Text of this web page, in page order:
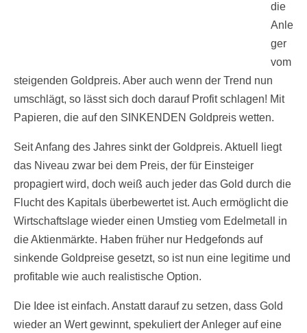
die
Anle
ger
vom
steigenden Goldpreis. Aber auch wenn der Trend nun
umschlägt, so lässt sich doch darauf Profit schlagen! Mit
Papieren, die auf den SINKENDEN Goldpreis wetten.
Seit Anfang des Jahres sinkt der Goldpreis. Aktuell liegt
das Niveau zwar bei dem Preis, der für Einsteiger
propagiert wird, doch weiß auch jeder das Gold durch die
Flucht des Kapitals überbewertet ist. Auch ermöglicht die
Wirtschaftslage wieder einen Umstieg vom Edelmetall in
die Aktienmärkte. Haben früher nur Hedgefonds auf
sinkende Goldpreise gesetzt, so ist nun eine legitime und
profitable wie auch realistische Option.
Die Idee ist einfach. Anstatt darauf zu setzen, dass Gold
wieder an Wert gewinnt, spekuliert der Anleger auf eine